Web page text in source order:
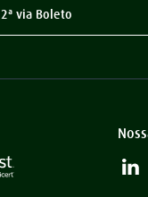
2ª via Boleto